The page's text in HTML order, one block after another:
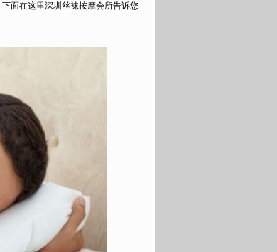
面在这里深圳丝袜按摩会所告诉您